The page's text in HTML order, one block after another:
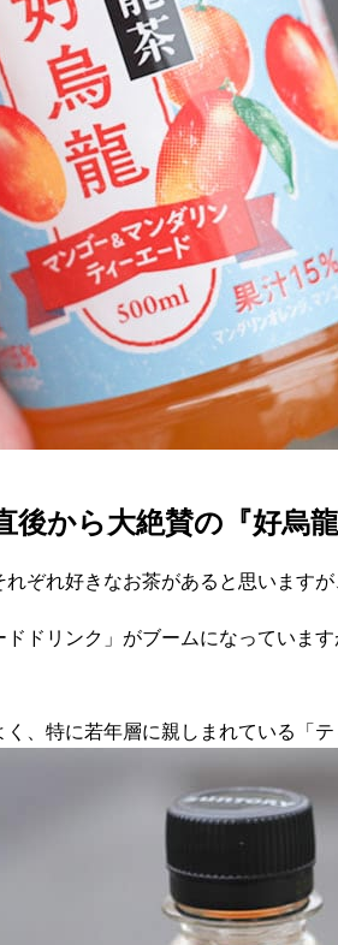
後から大絶賛の『好烏
ぞれ好きなお茶があると思います
ドリンク」がブームになっていま
、特に若年層に親しまれている「